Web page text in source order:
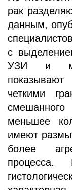
рак
данным,
с
УЗИ и
четкими
меньшее
имеют
более